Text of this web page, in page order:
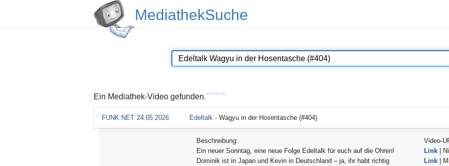
MediathekSuche
Ein Mediathek-Video gefunden.erklären
FUNK.NET 24.05.2026 Edeltalk - Wagyu in der Hosentasche (#404)
Beschreibung:
Ein neuer Sonntag, eine neue Folge Edeltalk für euch auf die Ohren!
Dominik ist in Japan und Kevin in Deutschland – ja, ihr habt richtig
Video-
Link|
Link|